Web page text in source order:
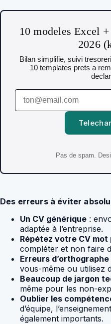
10 modeles Excel
2026
Bilan simplifie, suivi
10 templates prets a
Pas de spam.
Des erreurs à éviter
Un CV générique :
adaptée à l’entreprise.
Répétez votre CV mot
compléter et non faire
Erreurs
vous-même ou utilisez
Beaucoup de jargon
même pour les non-
Oublier les
d’équipe,
également importants.